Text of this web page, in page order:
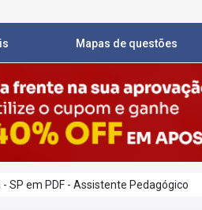
Mapas de questões
SP em PDF - Assistente Pedagógico